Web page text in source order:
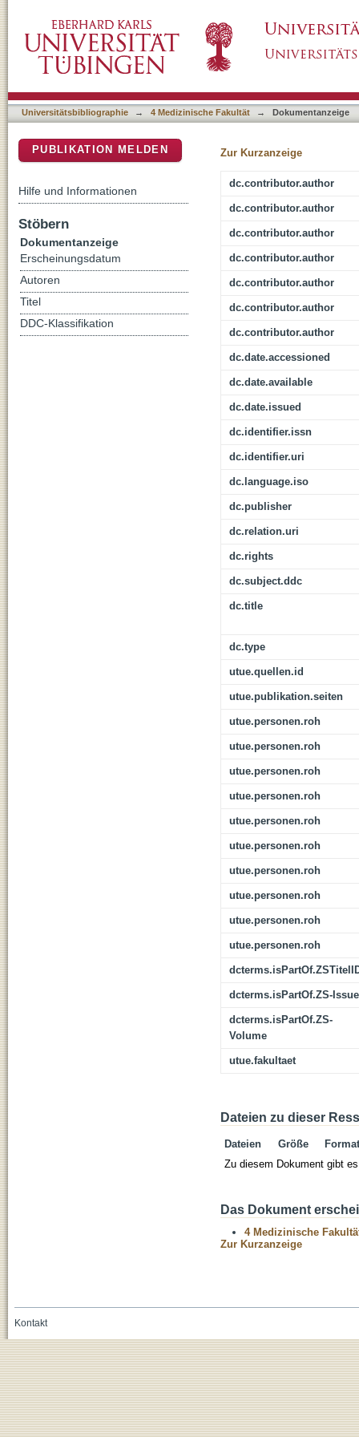
human melanoma cells
Universitätsbibliographie → 4 Medizinische Fakultät → Dokumentanzeige
Zur Kurzanzeige
dc.contributor.author
dc.contributor.author
dc.contributor.author
dc.contributor.author
dc.contributor.author
dc.contributor.author
dc.contributor.author
dc.date.accessioned
dc.date.available
dc.date.issued
dc.identifier.issn
dc.identifier.uri
dc.language.iso
dc.publisher
dc.relation.uri
dc.rights
dc.subject.ddc
dc.title
dc.type
utue.quellen.id
utue.publikation.seiten
utue.personen.roh
utue.personen.roh
utue.personen.roh
utue.personen.roh
utue.personen.roh
utue.personen.roh
utue.personen.roh
utue.personen.roh
utue.personen.roh
utue.personen.roh
dcterms.isPartOf.ZS-Issue
dcterms.isPartOf.ZS-
Volume
utue.fakultaet
Dateien zu dieser
Dateien Größe
Format
Zu diesem Dokument gibt
Das Dokument
4 Medizinische
Zur Kurzanzeige
PUBLIKATION MELDEN
Hilfe und Informationen
Stöbern
Dokumentanzeige
Erscheinungsdatum
Autoren
Titel
DDC-Klassifikation
Kontakt